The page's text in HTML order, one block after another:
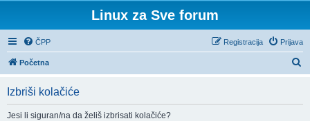
Linux za Sve forum
ČPP Prijava
Registracija
Početna
Izbriši kolačiće
Jesi li siguran/na da želiš izbrisati kolačiće?